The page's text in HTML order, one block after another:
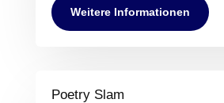
Weitere Informationen
Poetry Slam